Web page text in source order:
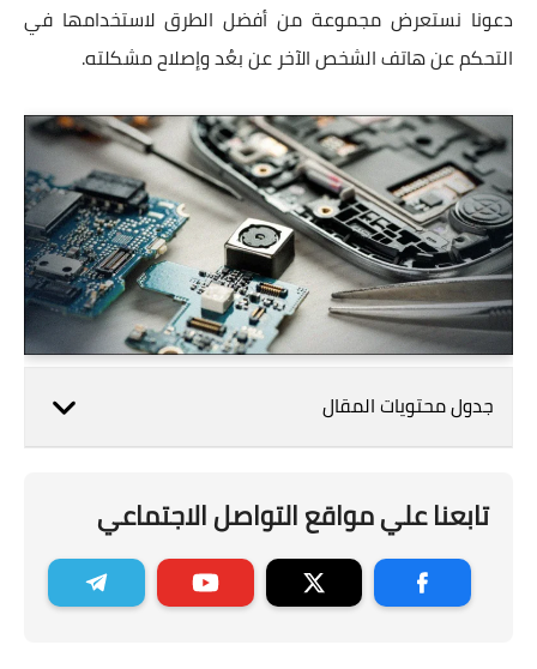
دعونا نستعرض مجموعة من أفضل الطرق لاستخدامها في
التحكم عن هاتف الشخص الآخر عن بعُد وإصلاح مشكلته.
جدول محتويات المقال
تابعنا علي مواقع التواصل الاجتماعي